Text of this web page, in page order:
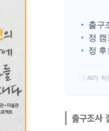
출구
정
정
! AI가 자
출구조사